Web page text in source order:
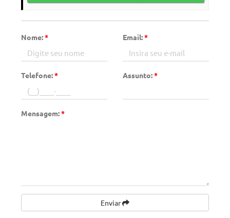
Nome:* Email:*
Telefone:* Assunto:*
Mensagem:*
Enviar